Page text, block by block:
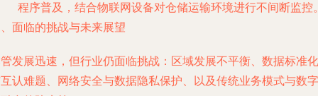
程序普及，结合物联网设备对仓储运输环境进行不间断监控
面临的挑战与未来展望
发展迅速，但行业仍面临挑战：区域发展不平衡、数据标准化
认难题、网络安全与数据隐私保护、以及传统业务模式与数字